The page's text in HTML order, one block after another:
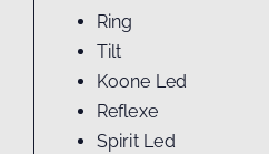
Ring
Tilt
Koone Led
Reflexe
Spirit Led